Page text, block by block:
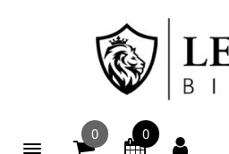
Toggle navigation
0 0